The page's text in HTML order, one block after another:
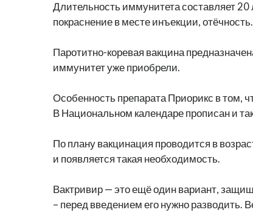
Длительность иммунитета составляет
покраснение в месте инъекции,
Паротитно-коревая вакцина
иммунитет уже приобрели.
Особенность препарата Приорикс в том,
В Национальном календаре прописан и
По плану вакцинация проводится в
и появляется такая необходимость.
Вактривир — это ещё один вариант,
– перед введением его нужно разводить.